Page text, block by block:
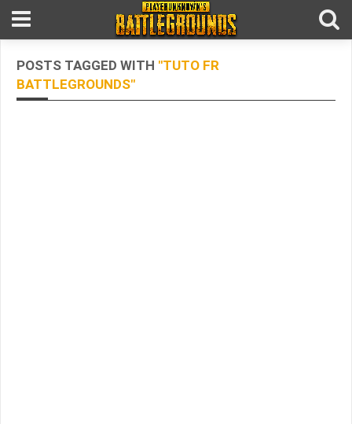
POSTS TAGGED WITH "TUTO FR
BATTLEGROUNDS"